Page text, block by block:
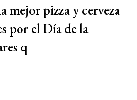
mejor pizza y cerveza
por el Día de la
q